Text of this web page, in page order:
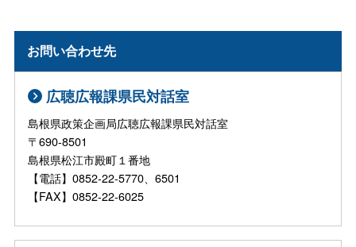
お問い合わせ先
広聴広報課県民対話室
島根県政策企画局広聴広報課県民対話室
〒690-8501
島根県松江市殿町１番地
【電話】0852-22-5770、6501
【FAX】0852-22-6025